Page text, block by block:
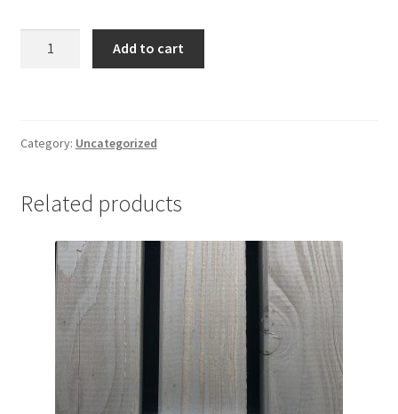
Add to cart
Category: Uncategorized
Related products